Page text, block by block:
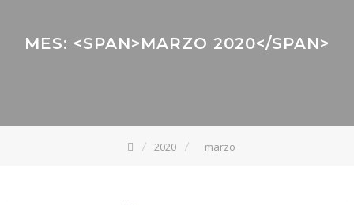
MES: <SPAN>MARZO 2020</SPAN>
2020 marzo